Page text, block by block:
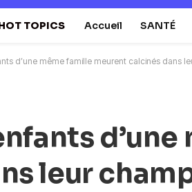
TOPICS Accueil SANTÉ
d’une même famille meurent calcinés dans
leur